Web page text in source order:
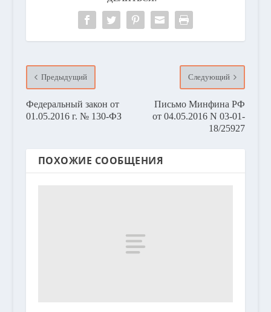
Предыдущий
Федеральный закон от
01.05.2016 г. № 130-ФЗ
Следующий
Письмо Минфина РФ
от 04.05.2016 N 03-01-
18/25927
ПОХОЖИЕ СООБЩЕНИЯ